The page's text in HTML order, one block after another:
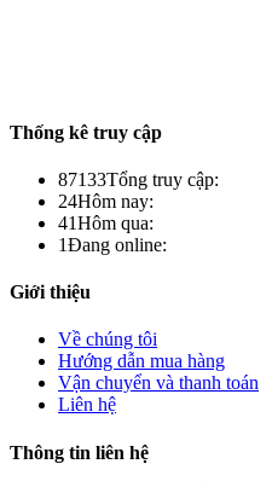
Thống kê truy cập
87133Tổng truy cập:
24Hôm nay:
41Hôm qua:
1Đang online:
Giới thiệu
Về chúng tôi
Hướng dẫn mua hàng
Vận chuyển và thanh toán
Liên hệ
Thông tin liên hệ